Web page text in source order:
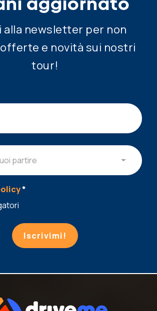
alla newsletter per non
e novità sui nostri
tour!
partire
*
Iscrivimi!